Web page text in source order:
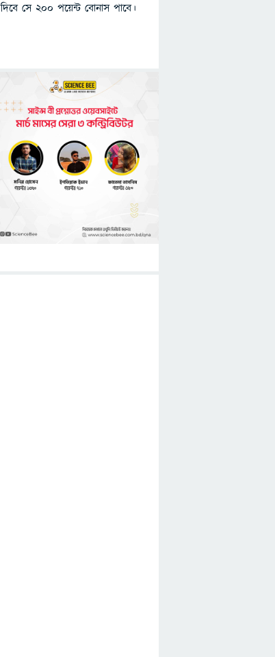
দিবে সে ২০০ পয়েন্ট বোনাস পাবে।